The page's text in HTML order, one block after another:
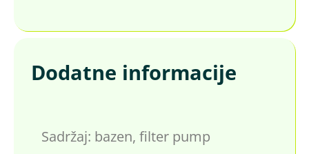
Dodatne informacije
Sadržaj: bazen, filter pump